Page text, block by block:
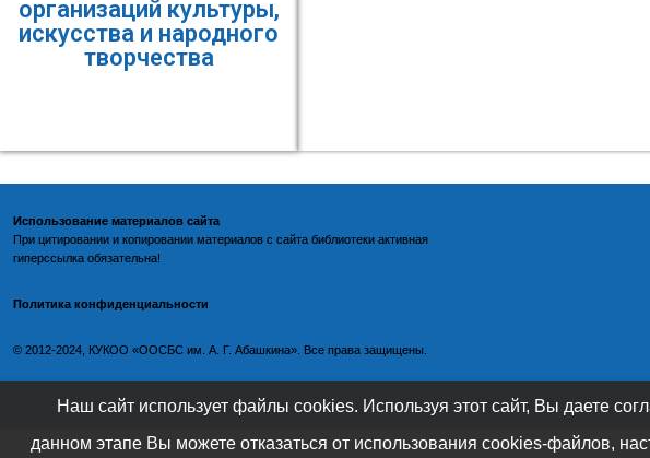
организаций культуры,
искусства и народного
творчества
Использование материалов сайта
При цитировании и копировании материалов с сайта библиотеки активная
гиперссылка обязательна!
Политика конфиденциальности
©️ 2012-2024, КУКОО «ООСБС им. А. Г. Абашкина». Все права защищены.
Наш сайт использует файлы cookies. Используя этот сайт, Вы даете
данном этапе Вы можете отказаться от использования cookies-файлов,